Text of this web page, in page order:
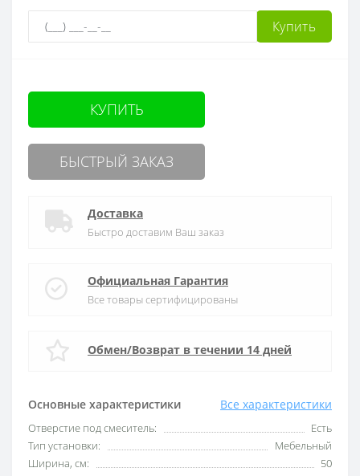
Купить
Основные характеристики Все характеристики
Отверстие под смеситель:
Есть
Тип установки:
Мебельный
Ширина, см:
50
КУПИТЬ
БЫСТРЫЙ ЗАКАЗ
Доставка
Быстро доставим Ваш заказ
Официальная Гарантия
Все товары сертифицированы
Обмен/Возврат в течении 14 дней